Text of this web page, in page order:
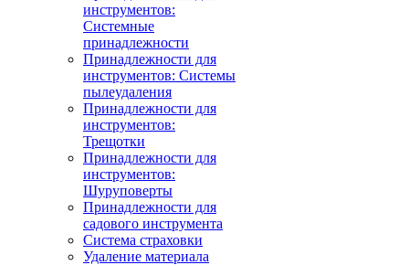
инструментов:
Системные
принадлежности
Принадлежности для
инструментов: Системы
пылеудаления
Принадлежности для
инструментов:
Трещотки
Принадлежности для
инструментов:
Шуруповерты
Принадлежности для
садового инструмента
Система страховки
Удаление материала